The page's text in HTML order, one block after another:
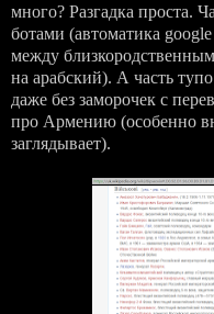
много? Разгадка проста.
ботами (автоматика
между
на арабский). А часть
даже без заморочек с
про Армению (особенно
заглядывает).